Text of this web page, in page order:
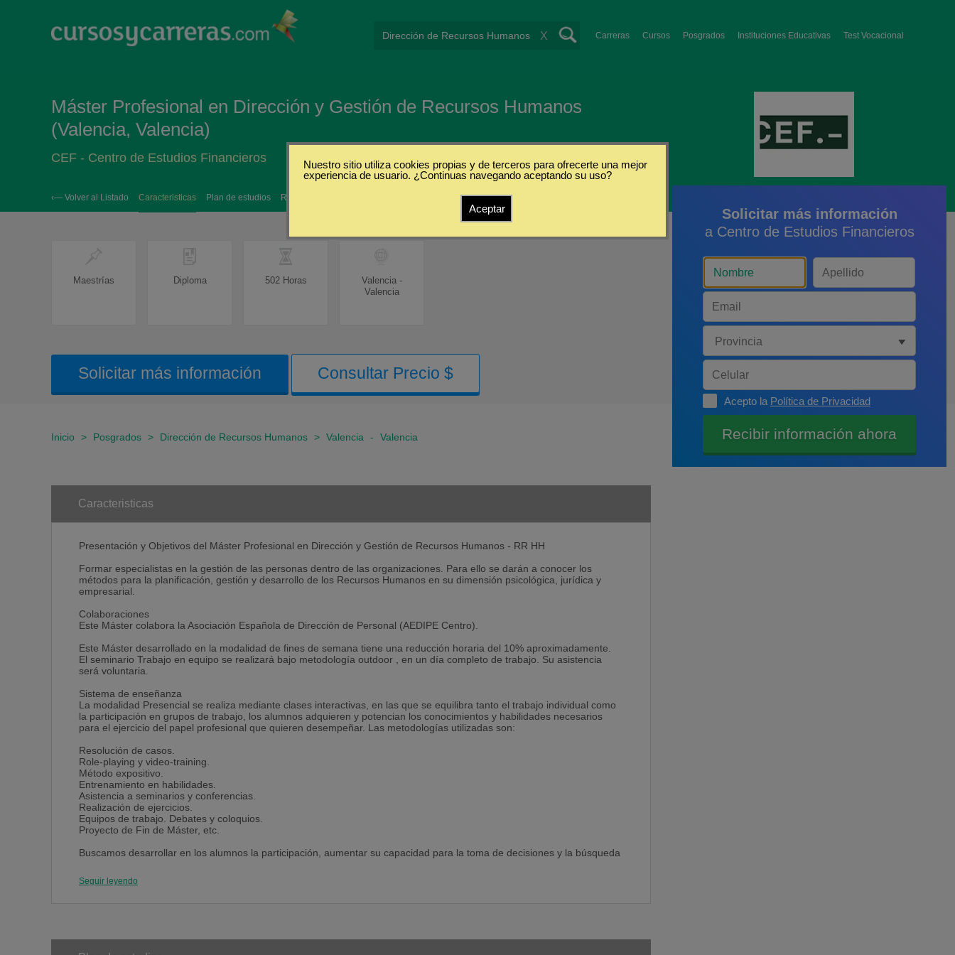
Carreras Cursos Posgrados Instituciones Educativas Test Vocacional
X
Máster Profesional en Dirección y Gestión de Recursos Humanos
(Valencia, Valencia)
CEF - Centro de Estudios Financieros
‹— Volver al Listado Caracteristicas Plan de estudios Requisitos
Maestrías Diploma 502 Horas
Valencia -
Valencia
Solicitar más información Consultar Precio $
Inicio > Posgrados > Dirección de Recursos Humanos > Valencia - Valencia
Caracteristicas
Presentación y Objetivos del Máster Profesional en Dirección y Gestión de Recursos Humanos - RR HH
Formar especialistas en la gestión de las personas dentro de las organizaciones. Para ello se darán a conocer los
métodos para la planificación, gestión y desarrollo de los Recursos Humanos en su dimensión psicológica, jurídica y
empresarial.
Colaboraciones
Este Máster colabora la Asociación Española de Dirección de Personal (AEDIPE Centro).
Este Máster desarrollado en la modalidad de fines de semana tiene una reducción horaria del 10% aproximadamente.
El seminario Trabajo en equipo se realizará bajo metodología outdoor , en un día completo de trabajo. Su asistencia
será voluntaria.
Sistema de enseñanza
La modalidad Presencial se realiza mediante clases interactivas, en las que se equilibra tanto el trabajo individual como
la participación en grupos de trabajo, los alumnos adquieren y potencian los conocimientos y habilidades necesarios
para el ejercicio del papel profesional que quieren desempeñar. Las metodologías utilizadas son:
Resolución de casos.
Role-playing y video-training.
Método expositivo.
Entrenamiento en habilidades.
Asistencia a seminarios y conferencias.
Realización de ejercicios.
Equipos de trabajo. Debates y coloquios.
Proyecto de Fin de Máster, etc.
Buscamos desarrollar en los alumnos la participación, aumentar su capacidad para la toma de decisiones y la búsqueda
Los alumnos que se matriculen en este programa de formación dispondrán de acceso al Campus del Centro de Estudios
Financieros durante todo el período lectivo.
Seguir leyendo
Solicitar más información
a Centro de Estudios Financieros
Acepto la Política de Privacidad
Nuestro sitio utiliza cookies propias y de terceros para ofrecerte una mejor
experiencia de usuario. ¿Continuas navegando aceptando su uso?
Aceptar